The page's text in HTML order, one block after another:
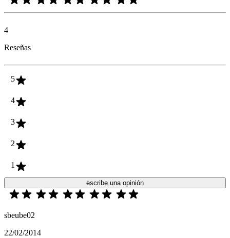
4
Reseñas
5
4
3
2
1
escribe una opinión
sbeube02
22/02/2014